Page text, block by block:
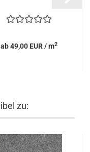
ab 49,00 EUR / m2
zu: